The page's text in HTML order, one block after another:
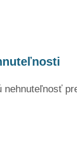
nehnuteľnosť